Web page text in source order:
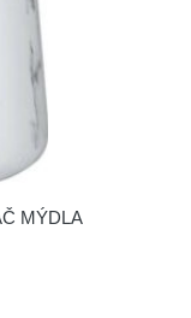
MÝDLA